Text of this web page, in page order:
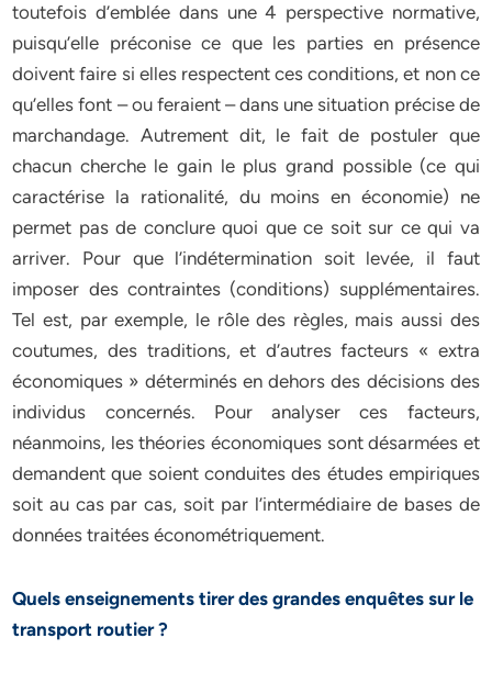
toutefois d’emblée dans une 4 perspective normative,
puisqu’elle préconise ce que les parties en présence
doivent faire si elles respectent ces conditions, et non ce
qu’elles font – ou feraient – dans une situation précise de
marchandage. Autrement dit, le fait de postuler que
chacun cherche le gain le plus grand possible (ce qui
caractérise la rationalité, du moins en économie) ne
permet pas de conclure quoi que ce soit sur ce qui va
arriver. Pour que l’indétermination soit levée, il faut
imposer des contraintes (conditions) supplémentaires.
Tel est, par exemple, le rôle des règles, mais aussi des
coutumes, des traditions, et d’autres facteurs « extra
économiques » déterminés en dehors des décisions des
individus concernés. Pour analyser ces facteurs,
néanmoins, les théories économiques sont désarmées et
demandent que soient conduites des études empiriques
soit au cas par cas, soit par l’intermédiaire de bases de
données traitées économétriquement.
Quels enseignements tirer des grandes enquêtes sur le
transport routier ?